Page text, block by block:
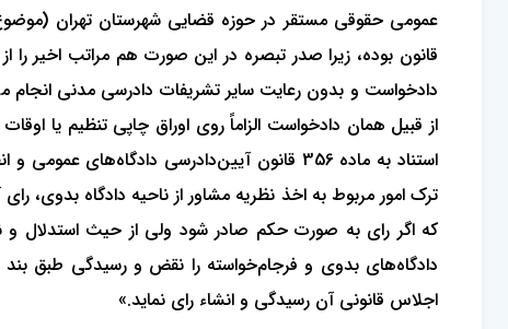
عمومی حقوقی مستقر در حوزه قضایی شهرستان تهران
دادخواست و بدون رعایت سایر تشریفات دادرسی مدنی
از قبیل همان دادخواست الزاماً روی اوراق چاپی تنظیم یا
استناد به ماده 356 قانون آیین‌دادرسی
ترک امور مربوط به اخذ نظریه مشاور از ناحیه دادگاه بدوی،
که اگر رای به صورت حکم صادر شود ولی از حیث استدلال و
اجلاس قانونی آن رسیدگی و انشاء رای نماید.»